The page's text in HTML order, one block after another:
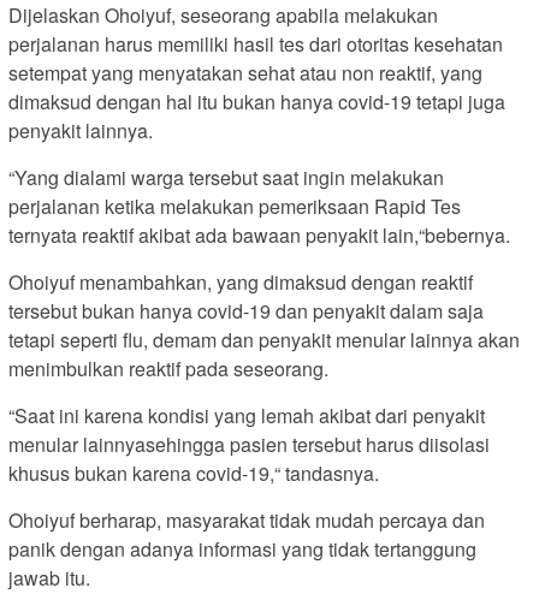
Dijelaskan Ohoiyuf, seseorang apabila melakukan
perjalanan harus memiliki hasil tes dari otoritas kesehatan
setempat yang menyatakan sehat atau non reaktif, yang
dimaksud dengan hal itu bukan hanya covid-19 tetapi juga
penyakit lainnya.
“Yang dialami warga tersebut saat ingin melakukan
perjalanan ketika melakukan pemeriksaan Rapid Tes
ternyata reaktif akibat ada bawaan penyakit lain,“bebernya.
Ohoiyuf menambahkan, yang dimaksud dengan reaktif
tersebut bukan hanya covid-19 dan penyakit dalam saja
tetapi seperti flu, demam dan penyakit menular lainnya akan
menimbulkan reaktif pada seseorang.
“Saat ini karena kondisi yang lemah akibat dari penyakit
menular lainnyasehingga pasien tersebut harus diisolasi
khusus bukan karena covid-19,“ tandasnya.
Ohoiyuf berharap, masyarakat tidak mudah percaya dan
panik dengan adanya informasi yang tidak tertanggung
jawab itu.